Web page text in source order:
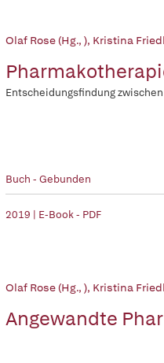
Olaf Rose (Hg., ), Kristina
Entscheidungsfindung
Buch - Gebunden
2019 | E-Book - PDF
Olaf Rose (Hg., ), Kristina
Angewandte